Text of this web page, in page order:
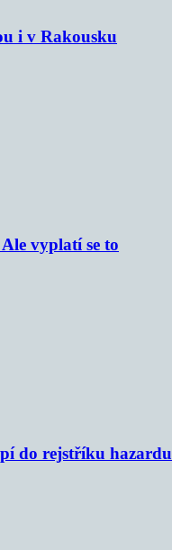
i v Rakousku
vyplatí se to
do rejstříku hazardu